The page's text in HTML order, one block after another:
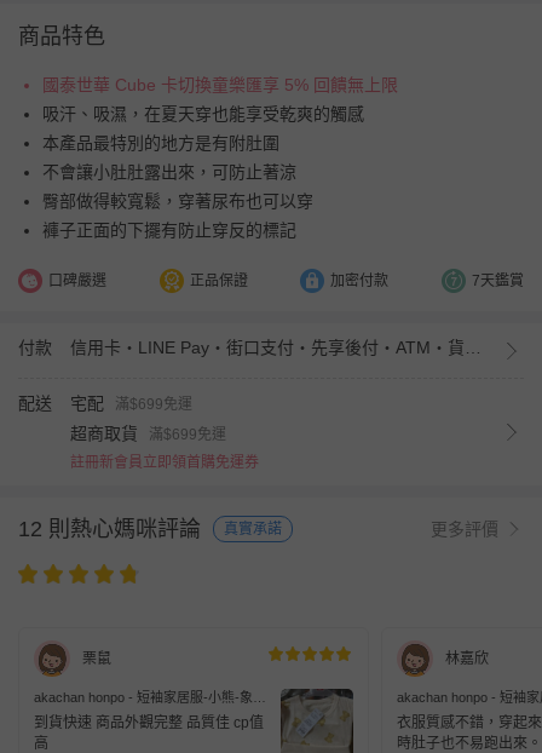
商品特色
國泰世華 Cube 卡切換童樂匯享 5% 回饋無上限
吸汗、吸濕，在夏天穿也能享受乾爽的觸感
本產品最特別的地方是有附肚圍
不會讓小肚肚露出來，可防止著涼
臀部做得較寬鬆，穿著尿布也可以穿
褲子正面的下擺有防止穿反的標記
口碑嚴選 正品保證 加密付款 7天鑑賞
付款
配送 宅配 滿$699免運
超商取貨
滿$699免運
註冊新會員立即領首購免運券
12 則熱心媽咪評論 真實承諾 更多評價
栗鼠
akachan honpo - 短袖家居服-小熊-象牙
白色
到貨快速 商品外觀完整 品質佳 cp值
高
林嘉欣
akachan honpo - 短袖
白色
衣服質感不錯，穿起
時肚子也不易跑出來。